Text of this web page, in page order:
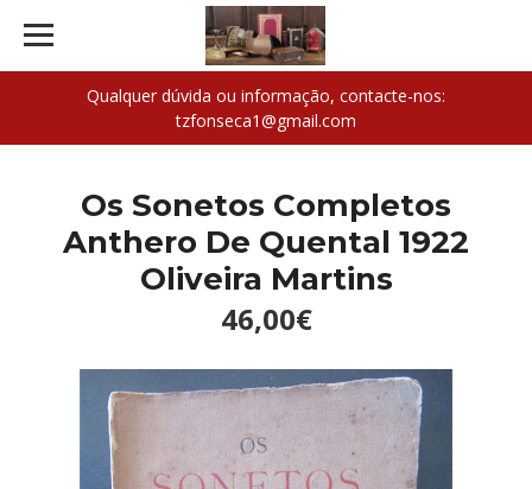
Qualquer dúvida ou informação, contacte-nos:
tzfonseca1@gmail.com
Os Sonetos Completos
Anthero De Quental 1922
Oliveira Martins
46,00€